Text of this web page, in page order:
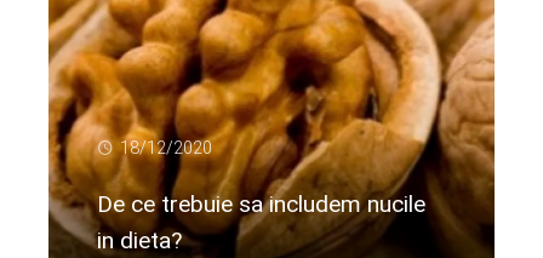
18/12/2020
De ce trebuie sa includem nucile
in dieta?